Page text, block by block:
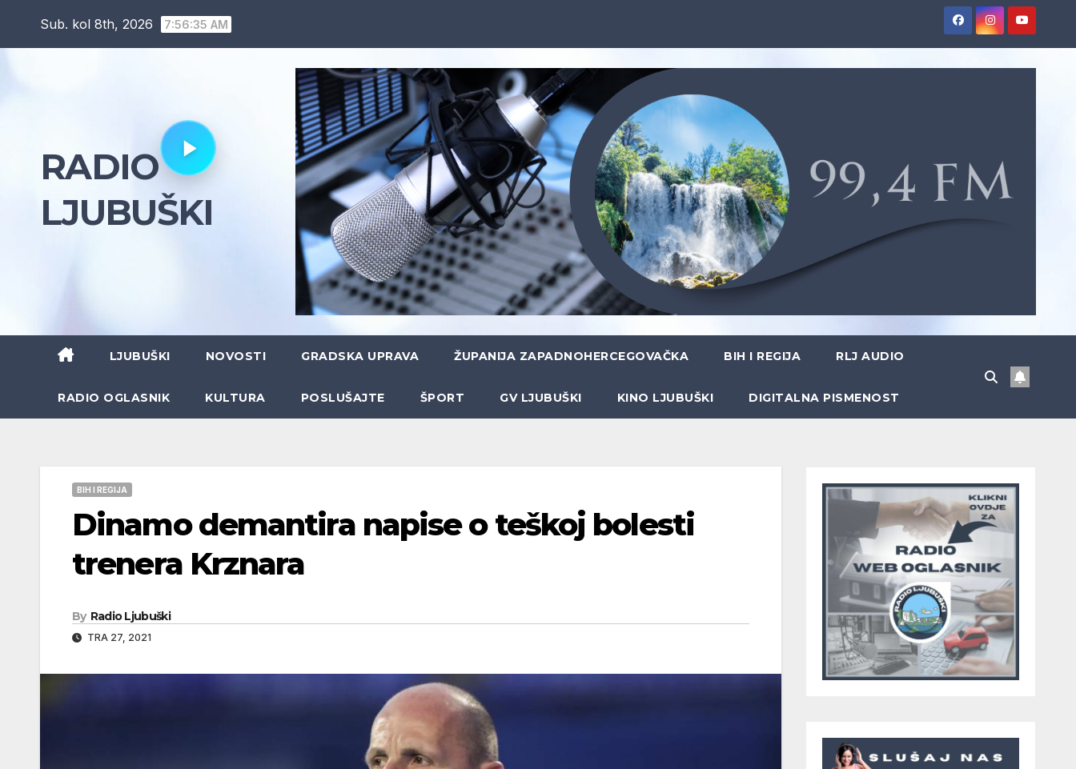
Sub. kol 8th, 2026 7:56:36 AM
RADIO
LJUBUŠKI
LJUBUŠKI NOVOSTI GRADSKA UPRAVA ŽUPANIJA ZAPADNOHERCEGOVAČKA BIH I REGIJA RLJ AUDIO
RADIO OGLASNIK KULTURA POSLUŠAJTE ŠPORT GV LJUBUŠKI KINO LJUBUŠKI DIGITALNA PISMENOST
BIH I REGIJA
Dinamo demantira napise o teškoj bolesti
trenera Krznara
By Radio Ljubuški
TRA 27, 2021